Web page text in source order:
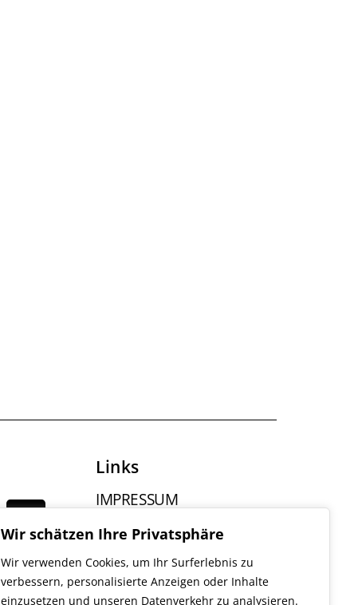
Wir schätzen Ihre Privatsphäre
Wir verwenden Cookies, um Ihr Surferlebnis zu
verbessern, personalisierte Anzeigen oder Inhalte
einzusetzen und unseren Datenverkehr zu analysieren.
Links
IMPRESSUM
GENDERHINWEIS